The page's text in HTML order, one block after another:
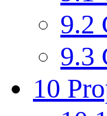
9.2
9.3
10